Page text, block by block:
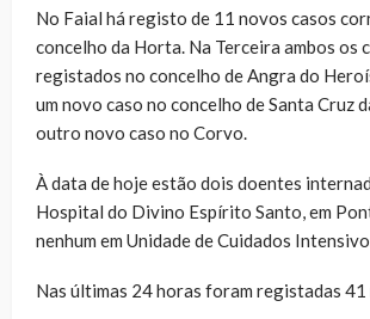
No Faial há registo de 11 novos casos
concelho da Horta. Na Terceira ambos os
registados no concelho de Angra do
um novo caso no concelho de Santa Cruz
outro novo caso no Corvo.
À data de hoje estão dois doentes
Hospital do Divino Espírito Santo, em
nenhum em Unidade de Cuidados
Nas últimas 24 horas foram registadas